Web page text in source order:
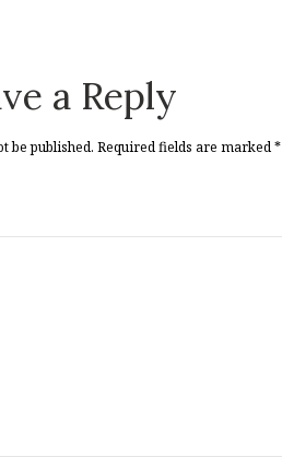
a Reply
be published. Required fields are marked*